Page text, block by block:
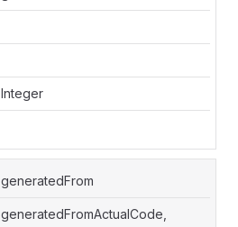
Integer
generatedFrom
generatedFromActualCode,